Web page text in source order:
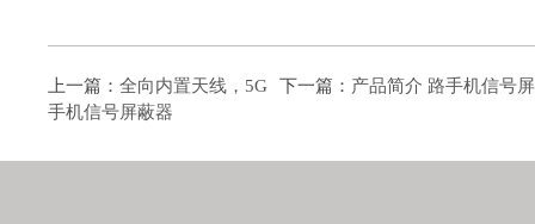
上一篇： 全向内置天线，5G
手机信号屏蔽器
下一篇： 产品简介 路手机信号